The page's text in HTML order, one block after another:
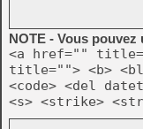
NOTE - Vous
<a href=""
title=""> <b>
<code> <del
<s> <strike>